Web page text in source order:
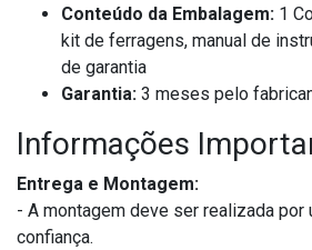
Conteúdo da Embalagem: 1
kit de ferragens, manual de
de garantia
Garantia: 3 meses pelo
Informações
Entrega e Montagem:
- A montagem deve ser realizada por
confiança.